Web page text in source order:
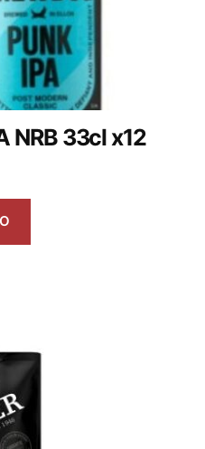
NRB 33cl x12